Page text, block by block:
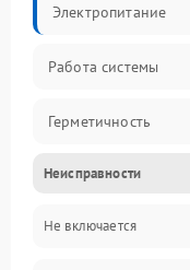
Электропитание
Работа системы
Герметичность
Механика
Неисправности
Не включается